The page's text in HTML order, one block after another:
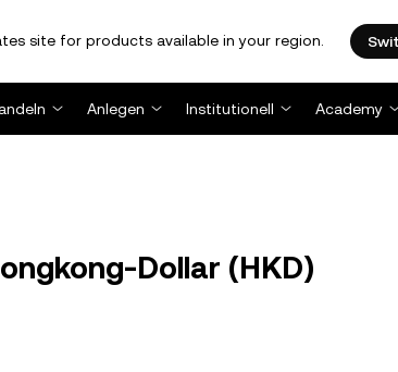
site for products available in your region.
Anlegen Institutionell Academy
Dollar (HKD)